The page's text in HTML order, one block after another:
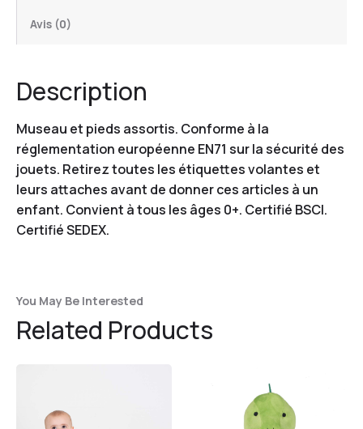
Avis (0)
Description
Museau et pieds assortis. Conforme à la
réglementation européenne EN71 sur la sécurité des
jouets. Retirez toutes les étiquettes volantes et
leurs attaches avant de donner ces articles à un
enfant. Convient à tous les âges 0+. Certifié BSCI.
Certifié SEDEX.
You May Be Interested
Related Products